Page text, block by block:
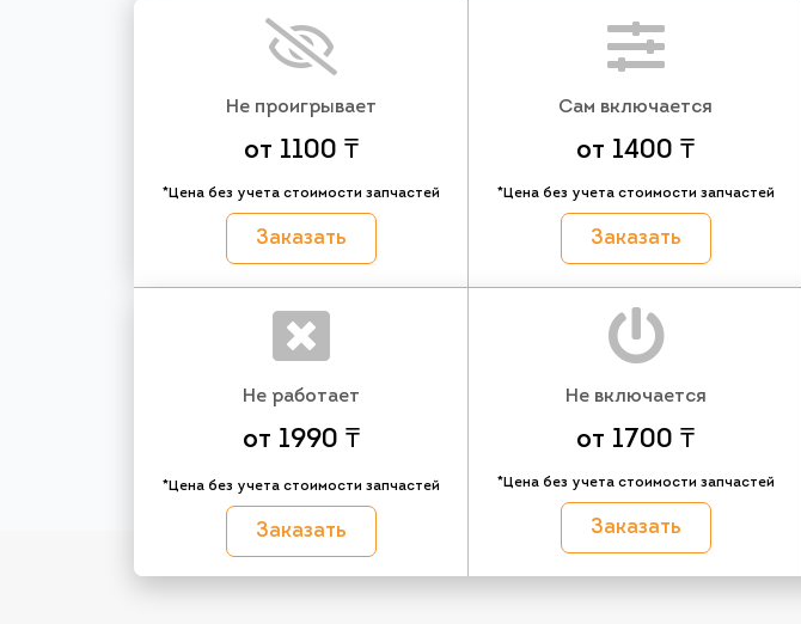
Не проигрывает
от 1100 ₸
*Цена без учета стоимости запчастей
Заказать
Сам включается
от 1400 ₸
*Цена без учета стоимости запчастей
Заказать
Не работает
от 1990 ₸
*Цена без учета стоимости запчастей
Заказать
Не включается
от 1700 ₸
*Цена без учета стоимости запчастей
Заказать